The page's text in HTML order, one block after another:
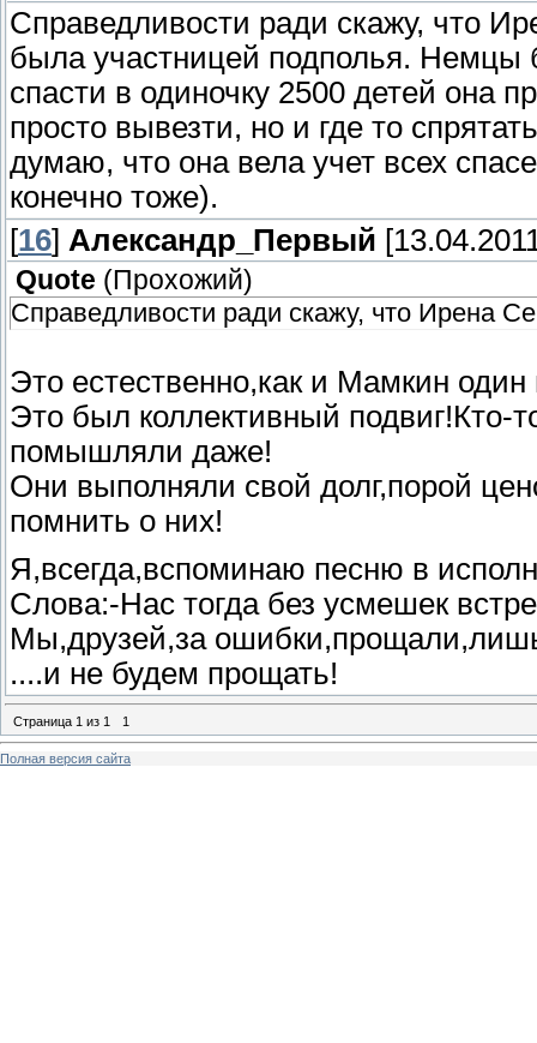
Справедливости ради скажу, что
была участницей подполья.
спасти в одиночку 2500 детей она
просто вывезти, но и где то
думаю, что она вела учет всех
конечно тоже).
[16] Александр_Первый
Quote ( Прохожий)
Справедливости ради скажу, что Ирена
Это естественно,как и Мамкин
Это был коллективный подвиг!Кто-
помышляли даже!
Они выполняли свой долг,порой
помнить о них!
Я,всегда,вспоминаю песню в
Слова:-Нас тогда без усмешек
Мы,друзей,за
....и не будем прощать!
Страница 1 из 1 1
Полная версия сайта